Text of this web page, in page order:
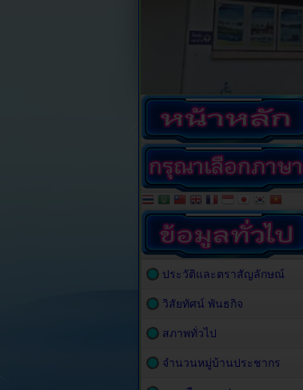
ประวัติและตราสัญลักษณ์
วิสัยทัศน์ พันธกิจ
สภาพทั่วไป
จำนวนหมู่บ้านประชากร